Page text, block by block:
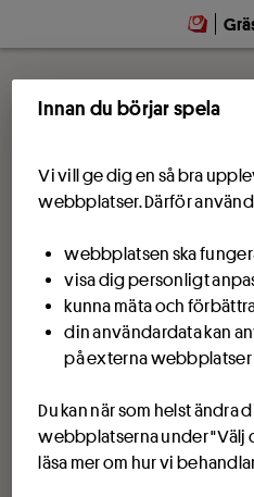
Innan du börjar spela
Vi vill ge dig en så bra
webbplatser. Därför
webbplatsen ska
visa dig personligt
kunna mäta och
din användardata kan
på externa webbplatser
Du kan när som helst ändra
webbplatserna under "Välj
läsa mer om hur vi